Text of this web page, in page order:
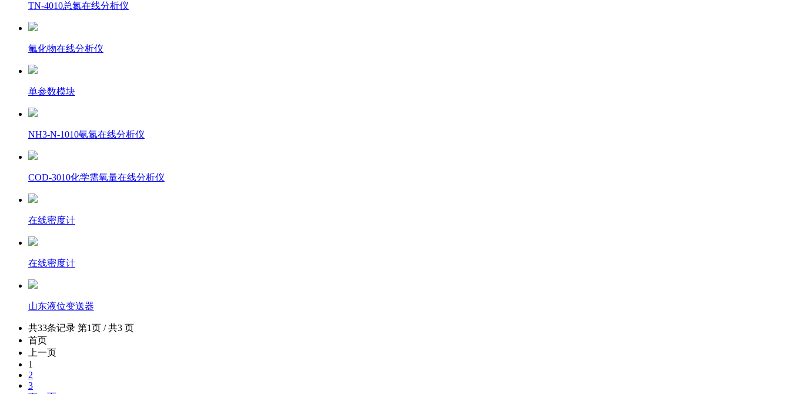
TN-4010总氮在线分析仪
氟化物在线分析仪
单参数模块
NH3-N-1010氨氮在线分析仪
COD-3010化学需氧量在线分析仪
在线密度计
在线密度计
山东液位变送器
共33条记录 第1页 / 共3 页
首页
上一页
1
2
3